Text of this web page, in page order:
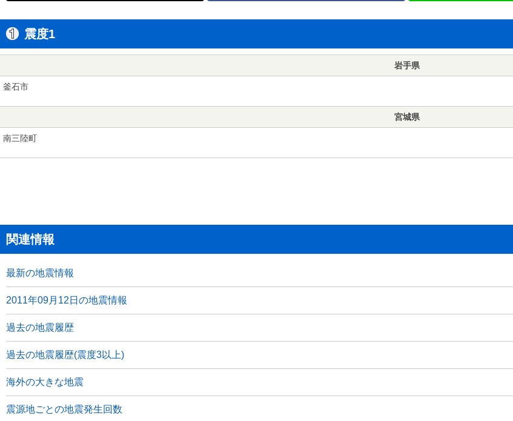
震度1
岩手県
釜石市
宮城県
南三陸町
関連情報
最新の地震情報
2011年09月12日の地震情報
過去の地震履歴
過去の地震履歴(震度3以上)
海外の大きな地震
震源地ごとの地震発生回数